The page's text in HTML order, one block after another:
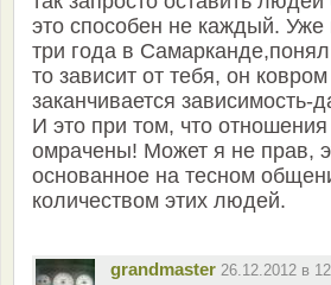
это способен не каждый. Уже
три года в
то зависит от тебя, он
заканчивается зависимость-
И это при том, что
омрачены! Может я не прав,
основанное на тесном
количеством этих людей.
grandmaster 26.12.2012 в